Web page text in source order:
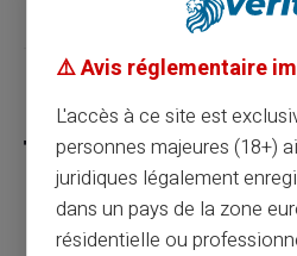
Voyages et réservations
⚠️ Avis réglementaire
L'accès à ce site est
personnes majeures (18+)
juridiques légalement
dans un pays de la zone
résidentielle ou